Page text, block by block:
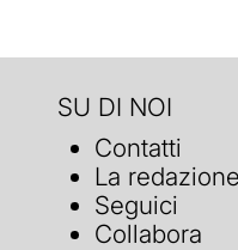
SU DI NOI
Contatti
La redazione
Seguici
Collabora